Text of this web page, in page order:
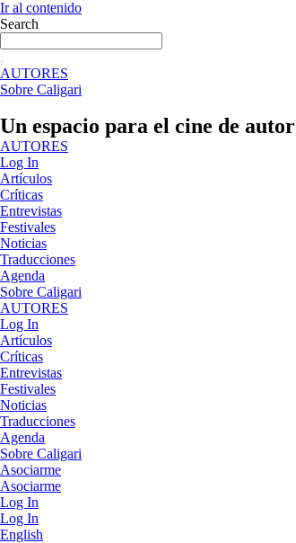
Ir al contenido
Search
AUTORES
Sobre Caligari
Un espacio para el cine de autor
AUTORES
Log In
Artículos
Críticas
Entrevistas
Festivales
Noticias
Traducciones
Agenda
Sobre Caligari
AUTORES
Log In
Artículos
Críticas
Entrevistas
Festivales
Noticias
Traducciones
Agenda
Sobre Caligari
Asociarme
Asociarme
Log In
Log In
English